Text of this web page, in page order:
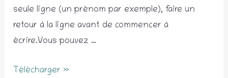
seule ligne (un prénom par exemple), faire un
retour à la ligne avant de commencer à
écrire.Vous pouvez …
Étiquettes
Télécharger »